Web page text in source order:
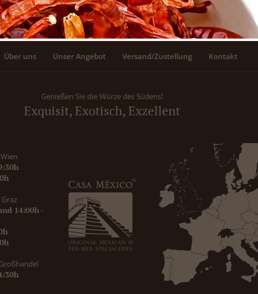
Über uns Unser Angebot Versand/Zustellung Kontakt
Genießen Sie die Würze des Südens!
Exquisit, Exotisch, Exzellent
14:00h -